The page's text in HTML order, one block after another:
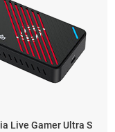
Live Gamer Ultra S